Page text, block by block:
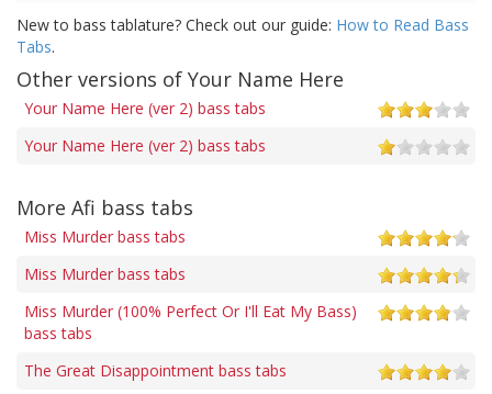
New to bass tablature? Check out our guide: How to Read Bass
Tabs.
Other versions of Your Name Here
Your Name Here (ver 2) bass tabs
Your Name Here (ver 2) bass tabs
More Afi bass tabs
Miss Murder bass tabs
Miss Murder bass tabs
Miss Murder (100% Perfect Or I'll Eat My Bass)
bass tabs
The Great Disappointment bass tabs